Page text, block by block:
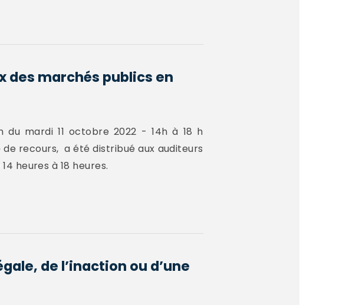
marchés publics en
du mardi 11 octobre 2022 - 14h à 18 h
recours, a été distribué aux auditeurs
heures à 18 heures.
de l’inaction ou d’une